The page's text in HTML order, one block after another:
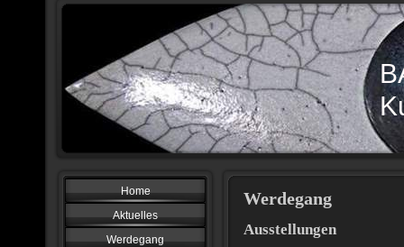
Home
Aktuelles
Werdegang
Werdegang
Ausstellungen